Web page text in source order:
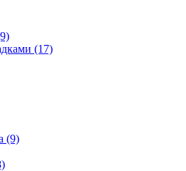
(17)
(9)